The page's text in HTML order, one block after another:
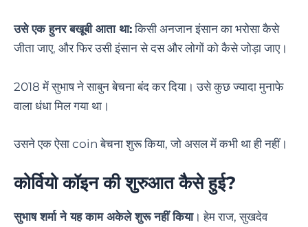
उसे एक हुनर बखूबी आता था:किसी अनजान इंसान का भरोसा कैसे
जीता जाए, और फिर उसी इंसान से दस और लोगों को कैसे जोड़ा जाए।
2018 में सुभाष ने साबुन बेचना बंद कर दिया। उसे कुछ ज्यादा मुनाफे
वाला धंधा मिल गया था।
उसने एक ऐसा coin बेचना शुरू किया, जो असल में कभी था ही नहीं।
कोर्वियो कॉइन की शुरुआत कैसे हुई?
सुभाष शर्मा ने यह काम अकेले शुरू नहीं किया। हेम राज, सुखदेव